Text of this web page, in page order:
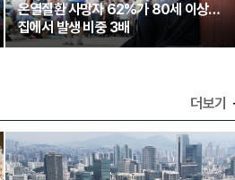
온열질환 사망자 62%가 80세 이상…
집에서 발생 비중 3배
더보기